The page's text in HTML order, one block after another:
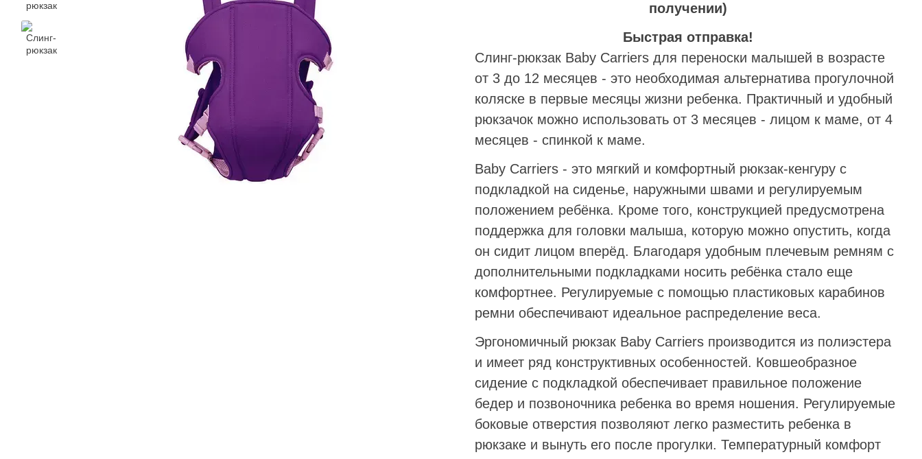
получении)
Быстрая отправка!
Слинг-рюкзак Baby Carriers для переноски малышей в возрасте
от 3 до 12 месяцев - это необходимая альтернатива прогулочной
коляске в первые месяцы жизни ребенка. Практичный и удобный
рюкзачок можно использовать от 3 месяцев - лицом к маме, от 4
месяцев - спинкой к маме.
Baby Carriers - это мягкий и комфортный рюкзак-кенгуру с
подкладкой на сиденье, наружными швами и регулируемым
положением ребёнка. Кроме того, конструкцией предусмотрена
поддержка для головки малыша, которую можно опустить, когда
он сидит лицом вперёд. Благодаря удобным плечевым ремням с
дополнительными подкладками носить ребёнка стало еще
комфортнее. Регулируемые с помощью пластиковых карабинов
ремни обеспечивают идеальное распределение веса.
Эргономичный рюкзак Baby Carriers производится из полиэстера
и имеет ряд конструктивных особенностей. Ковшеобразное
сидение с подкладкой обеспечивает правильное положение
бедер и позвоночника ребенка во время ношения. Регулируемые
боковые отверстия позволяют легко разместить ребенка в
рюкзаке и вынуть его после прогулки. Температурный комфорт